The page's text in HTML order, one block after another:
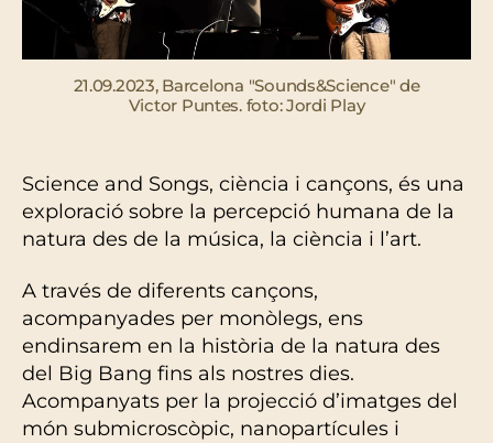
21.09.2023, Barcelona "Sounds&Science" de
Victor Puntes. foto: Jordi Play
Science and Songs, ciència i cançons, és una
exploració sobre la percepció humana de la
natura des de la música, la ciència i l’art.
A través de diferents cançons,
acompanyades per monòlegs, ens
endinsarem en la història de la natura des
del Big Bang fins als nostres dies.
Acompanyats per la projecció d’imatges del
món submicroscòpic, nanopartícules i